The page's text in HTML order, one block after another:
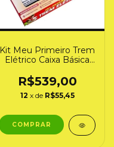
Kit Meu Primeiro Trem
Elétrico Caixa Básica
Frateschi
R$539,00
12 x de R$55,45